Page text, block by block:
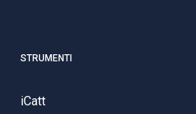
STRUMENTI
iCatt